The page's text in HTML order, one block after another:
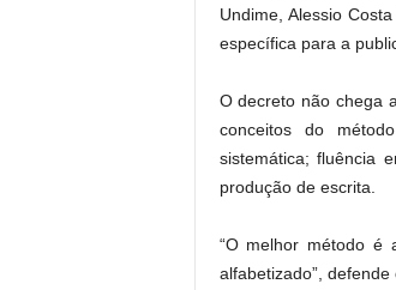
Undime, Alessio
específica para a
O decreto não chega
conceitos do
sistemática; fluência
produção de escrita.
“O melhor método é
alfabetizado”,